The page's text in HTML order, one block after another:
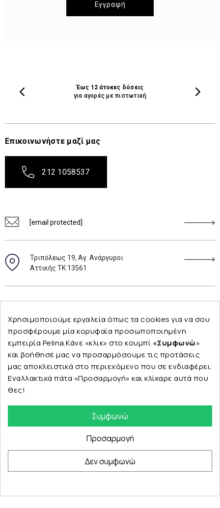
Εγγραφή
Έως 12 άτοκες δόσεις
για αγορές με πιστωτική
Επικοινωνήστε μαζί μας
212 1058537
[email protected]
Τριπόλεως 19, Αγ. Ανάργυροι
Αττικής ΤΚ 13561
Εταιρεία
© Copyright 2024 PELINA. All rights reserved.
Χρησιμοποιούμε εργαλεία όπως τα cookies για να σου
προσφέρουμε μία κορυφαία προσωποποιημένη
εμπειρία Pelina.Κάνε «κλικ» στο κουμπί «Συμφωνώ»
και βοήθησέ μας να προσαρμόσουμε τις προτάσεις
μας αποκλειστικά στο περιεχόμενο που σε ενδιαφέρει.
Εναλλακτικά πάτα «Προσαρμογή» και κλίκαρε αυτά που
θες!
Συμφωνώ
Δεν συμφωνώ
Προσαρμογή